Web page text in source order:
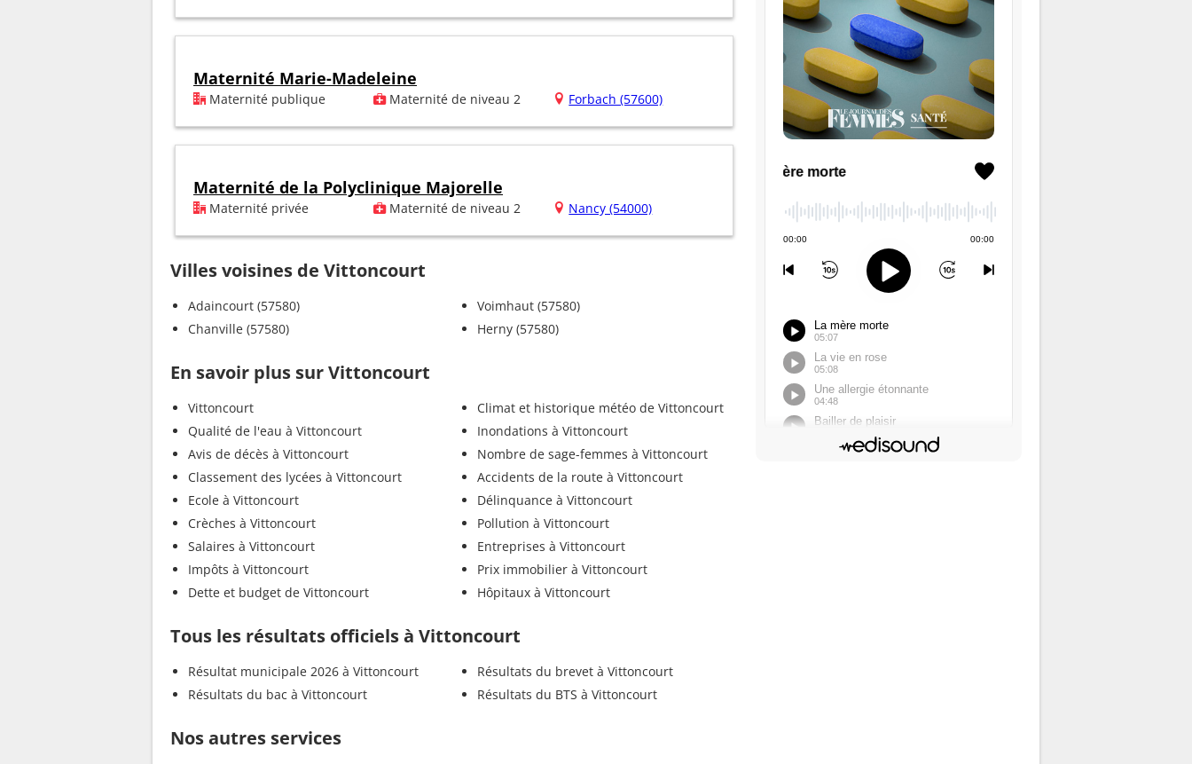
Maternité Marie-Madeleine
Maternité publique Maternité de niveau 2 Forbach (57600)
Maternité de la Polyclinique Majorelle
Maternité privée Maternité de niveau 2 Nancy (54000)
Villes voisines de Vittoncourt
Adaincourt (57580)
Chanville (57580)
Voimhaut (57580)
Herny (57580)
En savoir plus sur Vittoncourt
Vittoncourt
Qualité de l'eau à Vittoncourt
Avis de décès à Vittoncourt
Classement des lycées à Vittoncourt
Ecole à Vittoncourt
Crèches à Vittoncourt
Salaires à Vittoncourt
Impôts à Vittoncourt
Dette et budget de Vittoncourt
Climat et historique météo de Vittoncourt
Inondations à Vittoncourt
Nombre de sage-femmes à Vittoncourt
Accidents de la route à Vittoncourt
Délinquance à Vittoncourt
Pollution à Vittoncourt
Entreprises à Vittoncourt
Prix immobilier à Vittoncourt
Hôpitaux à Vittoncourt
Tous les résultats officiels à Vittoncourt
Résultat municipale 2026 à Vittoncourt
Résultats du bac à Vittoncourt
Résultats du brevet à Vittoncourt
Résultats du BTS à Vittoncourt
Nos autres services